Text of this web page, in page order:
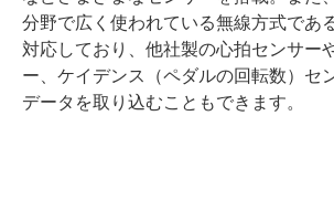
分野で広く使われている無線方式であ
対応しており、他社製の心拍センサー
ー、ケイデンス（ペダルの回転数）セ
データを取り込むこともできます。